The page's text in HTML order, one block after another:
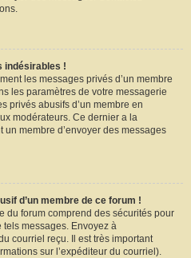
indésirables !
les messages privés d’un membre
les paramètres de votre messagerie
privés abusifs d’un membre en
modérateurs. Ce dernier a la
membre d’envoyer des messages
d’un membre de ce forum !
du forum comprend des sécurités pour
messages. Envoyez à
courriel reçu. Il est très important
sur l’expéditeur du courriel).